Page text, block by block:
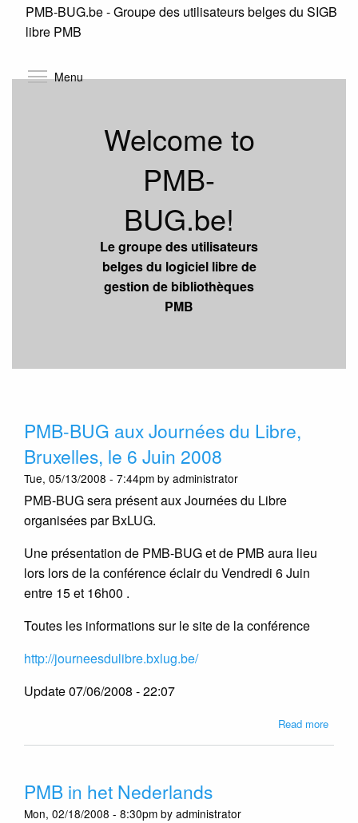
Skip
PMB-BUG.be - Groupe des utilisateurs belges du SIGB
libre PMB
Menu Toggle menu visibility
Welcome to
PMB-
BUG.be!
Le groupe des utilisateurs
belges du logiciel libre de
gestion de bibliothèques
PMB
PMB-BUG aux Journées du Libre,
Bruxelles, le 6 Juin 2008
Tue, 05/13/2008 - 7:44pm by administrator
PMB-BUG sera présent aux Journées du Libre
organisées par BxLUG.
Une présentation de PMB-BUG et de PMB aura lieu
lors lors de la conférence éclair du Vendredi 6 Juin
entre 15 et 16h00 .
Toutes les informations sur le site de la conférence
http://journeesdulibre.bxlug.be/
Update 07/06/2008 - 22:07
Read more
PMB in het Nederlands
Mon, 02/18/2008 - 8:30pm by administrator